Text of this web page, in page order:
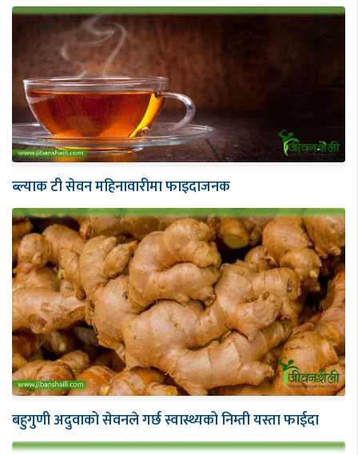
ब्ल्याक टी सेवन महिनावारीमा फाइदाजनक
बहुगुणी अदुवाको सेवनले गर्छ स्वास्थ्यको निम्ती यस्ता फाईदा